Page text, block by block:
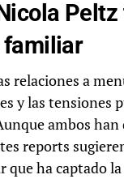
familiar
relaciones a
y las tensiones
ambos
reports
ha captado